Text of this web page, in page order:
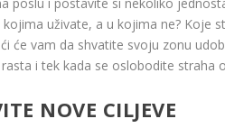
kojima uživate, a u kojima ne? Koje
će vam da shvatite svoju zonu
i tek kada se oslobodite
NOVE CILJEVE